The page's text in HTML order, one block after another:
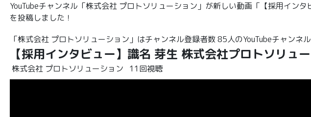
YouTubeチャンネル「株式会社 プロトソリューション」が新しい動画「【採用イン
を投稿しました！
「株式会社 プロトソリューション」はチャンネル登録者数 85人のYouTubeチャンネル
【採用インタビュー】識名 芽生 株式会社プロトソリュ
株式会社 プロトソリューション 11回視聴